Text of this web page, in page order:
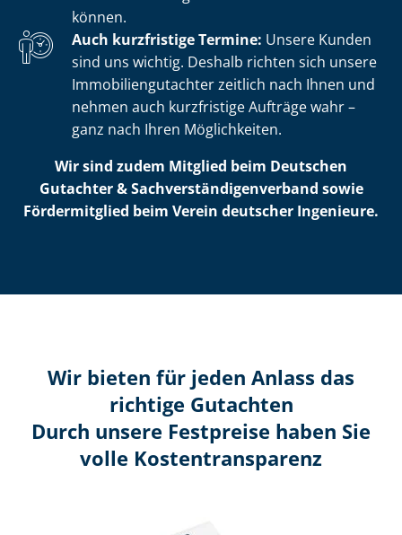
können.
Auch kurzfristige Termine: Unsere Kunden
sind uns wichtig. Deshalb richten sich unsere
Im­mo­bi­li­en­gut­ach­ter zeitlich nach Ihnen und
nehmen auch kurzfristige Aufträge wahr –
ganz nach Ihren Möglichkeiten.
Wir sind zudem Mitglied beim Deutschen
Gutachter & Sach­ver­stän­di­gen­ver­band sowie
Fördermitglied beim Verein deutscher Ingenieure.
Wir bieten für jeden Anlass das
richtige Gutachten
Durch unsere Festpreise haben Sie
volle Kosten­transparenz